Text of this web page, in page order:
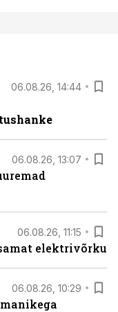
06.08.26, 14:44
06.08.26, 13:07
06.08.26, 11:15
elektrivõrku
06.08.26, 10:29